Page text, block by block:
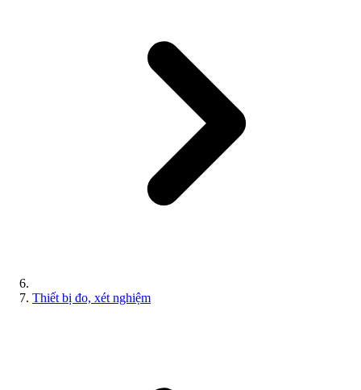
Thiết bị đo, xét nghiệm